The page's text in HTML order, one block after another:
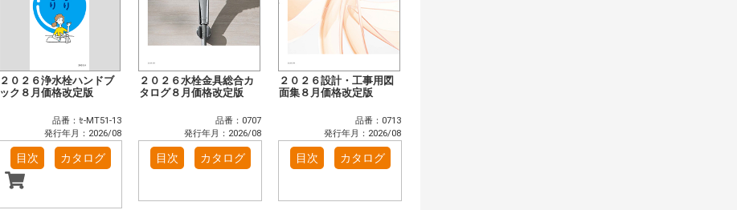
２０２６浄水栓ハンドブ
ック８月価格改定版
品番：ｾ-MT51-13
発行年月：2026/08
目次 カタログ
２０２６水栓金具総合カ
タログ８月価格改定版
品番：0707
発行年月：2026/08
目次 カタログ
２０２６設計・工事用図
面集８月価格改定版
品番：0713
発行年月：2026/08
目次 カタログ